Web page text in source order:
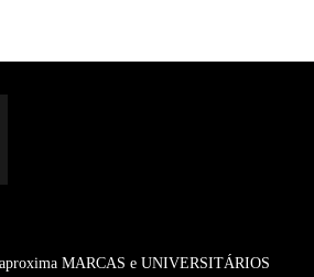
MARCAS e UNIVERSITÁRIOS